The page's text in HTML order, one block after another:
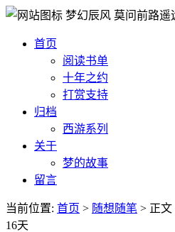
梦幻辰风 莫问前路遥
首页
阅读书单
十年之约
打赏支持
归档
西游系列
关于
梦的故事
留言
当前位置: 首页 > 随想随笔 > 正文
16天